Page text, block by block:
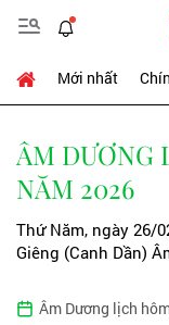
Mới nhất
ÂM DƯƠNG
NĂM 2026
Thứ Năm, ngày 26/
Giêng (Canh Dần)
Âm Dương lịch